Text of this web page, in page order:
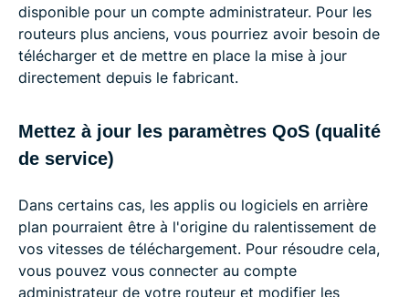
disponible pour un compte administrateur. Pour les
routeurs plus anciens, vous pourriez avoir besoin de
télécharger et de mettre en place la mise à jour
directement depuis le fabricant.
Mettez à jour les paramètres QoS (qualité
de service)
Dans certains cas, les applis ou logiciels en arrière
plan pourraient être à l'origine du ralentissement de
vos vitesses de téléchargement. Pour résoudre cela,
vous pouvez vous connecter au compte
administrateur de votre routeur et modifier les